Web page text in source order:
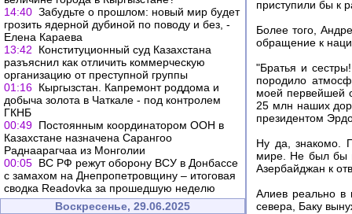
14:40 Забудьте о прошлом: новый мир будет
грозить ядерной дубиной по поводу и без, -
Елена Караева
13:42
Конституционный суд Казахстана
разъяснил как отличить коммерческую
организацию от преступной группы
01:16 Кыргызстан. Капремонт роддома и
добыча золота в Чаткале - под контролем
ГКНБ
00:49 Постоянным координатором ООН в
Казахстане назначена Сарангоо
Раднаарагчаа из Монголии
00:05 ВС РФ режут оборону ВСУ в Донбассе
с замахом на Днепропетровщину – итоговая
сводка Readovka за прошедшую неделю
Воскресенье, 29.06.2025
приступили бы к
Более того,
обращение к
"Братья и
породило
моей первейшей
25 млн наших
президентом
Ну да, знакомо.
мире. Не был бы
Азербайджан к
Алиев реально в
севера, Баку